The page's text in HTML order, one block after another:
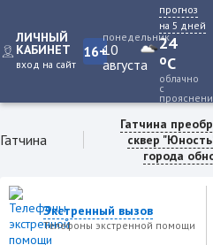
ЛИЧНЫЙ
КАБИНЕТ
вход на сайт
16+
понедельник
10
августа
прогноз
на 5 дней
24
oC
облачно
с
Гатчина
Гатчина
сквер
города
Экстренный вызов
Телефоны экстренной помощи